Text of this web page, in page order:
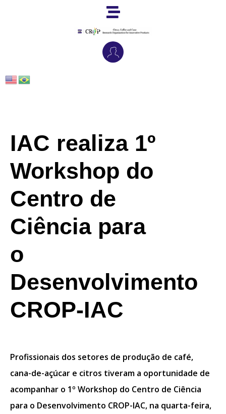
IAC realiza 1º
Workshop do
Centro de
Ciência para
o
Desenvolvimento
CROP-IAC
Profissionais dos setores de produção de café,
cana-de-açúcar e citros tiveram a oportunidade de
acompanhar o 1º Workshop do Centro de Ciência
para o Desenvolvimento CROP-IAC, na quarta-feira,